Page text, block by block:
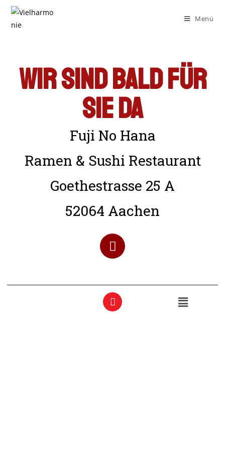
Menü
Wir sind bald für
Sie da
Fuji No Hana
Ramen & Sushi Restaurant
Goethestrasse 25 A
52064 Aachen